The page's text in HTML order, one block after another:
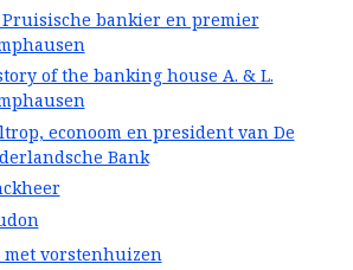
Pruisische bankier en premier
of the banking house A. & L.
econoom en president van De
Bank
met vorstenhuizen